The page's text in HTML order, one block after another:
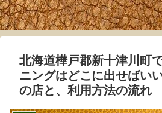
北海道樺戸郡新十津川町
ニングはどこに出せばい
の店と、利用方法の流れ